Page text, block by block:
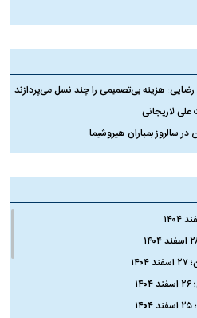
هزینه بی‌تصمیمی را چند نسل می‌پردازند
لاریجانی
سالروز بمباران هیروشیما